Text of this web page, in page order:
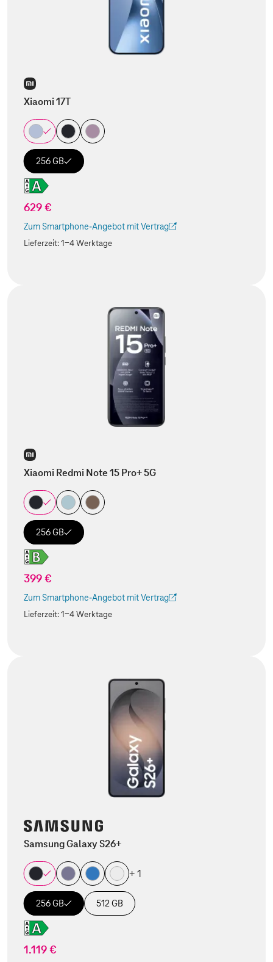
Xiaomi 17T
256 GB
629 €
Zum Smartphone-Angebot mit Vertrag
(Der Link wird in einem neuen Tab geöffnet)
Lieferzeit:1-4 Werktage
Xiaomi Redmi Note 15 Pro+ 5G
256 GB
399 €
Zum Smartphone-Angebot mit Vertrag
(Der Link wird in einem neuen Tab geöffnet)
Lieferzeit:1-4 Werktage
Samsung Galaxy S26+
+ 1
256 GB 512 GB
1.119 €